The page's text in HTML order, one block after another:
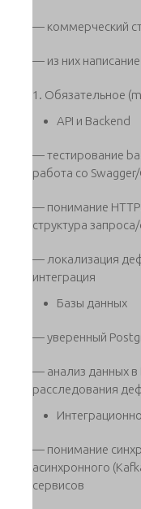
— коммерческий
— из них
1. Обязательное
API и Backend
— тестирование
работа со
— понимание
структура
— локализация
интеграция
Базы данных
— уверенный
— анализ данных в
расследования
— понимание
асинхронного
сервисов